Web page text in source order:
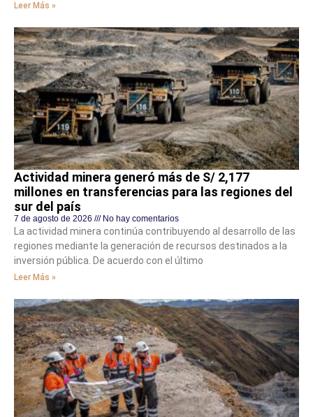
Leer Más »
Actividad minera generó más de S/ 2,177
millones en transferencias para las regiones del
sur del país
7 de agosto de 2026 No hay comentarios
La actividad minera continúa contribuyendo al desarrollo de las
regiones mediante la generación de recursos destinados a la
inversión pública. De acuerdo con el último
Leer Más »